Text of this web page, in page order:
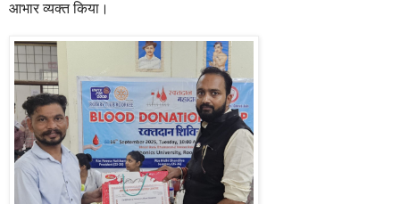
आभार व्यक्त किया।